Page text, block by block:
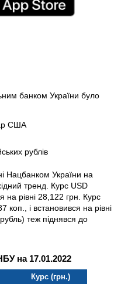
банком України було
США
рублів
Нацбанком України на
тренд. Курс USD
на рівні 28,122 грн. Курс
і встановився на рівні
теж піднявся до
на 17.01.2022
Курс (грн.)